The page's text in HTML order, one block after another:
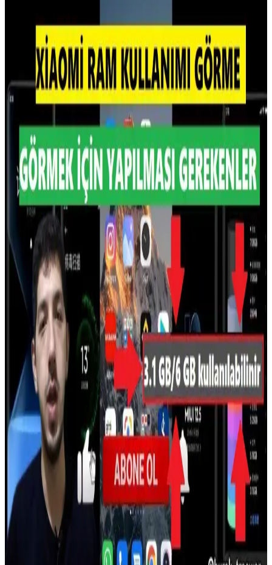
Piyasasındaki Kıtlık Dinamikleri
DDR5 RAM fiyatlarında nadir bir düşüş yaşanırken, bellek
piyasasında RDIMM segmentinde kıtlık devam ediyor. Üreticiler
DIMM ve SODIMM üretimine yönelerek fiyatları etkiliyor.
TurboQuant algoritmasının etkisi sınırlı kalıyor.
RAMpocalypse ve Tüketici Elektroniği
Sektöründeki 2026 Yılına Yönelik Kriz Tehditleri
RAMpocalypse, RAM fiyatlarındaki artış ve tedarik sıkıntısıyla
tüketici elektroniği sektöründe ciddi krizlere yol açıyor. AI
yatırımları ve Çin'in üretim kapasitesi sektörde dengeleri değiştiriyor.
Samsung ve Apple Arasında RAM Tedarik Krizi ve
Fiyatlandırma Dinamikleri Üzerine Analiz
Samsung'un RAM arzındaki kısıtlılık ve kısa vadeli sözleşmeler
Apple'ın maliyetlerini artırıyor. Bu durum iPhone ve MacBook
fiyatlarını etkileyebilir, Apple tedarik zincirini yeniden
değerlendirmekte.
Apple M5 Max Çipi Geekbench Testlerinde Yeni
Performans Rekoru Kırdı
Apple'ın M5 Max çipi, Geekbench testlerinde 18 çekirdekli CPU
performansıyla 29.233 puan alarak M3 Ultra'yı geride bıraktı. Tek
çekirdek performansı %15 artış gösterirken, gerçek dünya kullanımı
için farklı senaryolar değerlendirilmelidir.
Kingston HyperX Fury 8GB DDR3 RAM: Yüksek
Hız ve Şık Tasarım ile Güçlü Performans
Kingston HyperX Fury 8GB DDR3 RAM, 1600 MHz hızında,
otomatik hız aşırtma ve şık tasarımıyla yüksek performans sağlar.
DDR3 8 GB RAM Modülleri ile Dizüstü Bilgisayar
Performansını Artırma Rehberi
DDR3 8 GB RAM modülleri, dizüstü bilgisayarların performansını
artırır, çoklu görevleri kolaylaştırır ve enerji tasarrufu sağlar.
Uyumluluk ve marka güvenliği önemlidir.
Xiaomi Telefonlarda RAM Kullanımı ve Performans
Optimizasyonu Rehberi